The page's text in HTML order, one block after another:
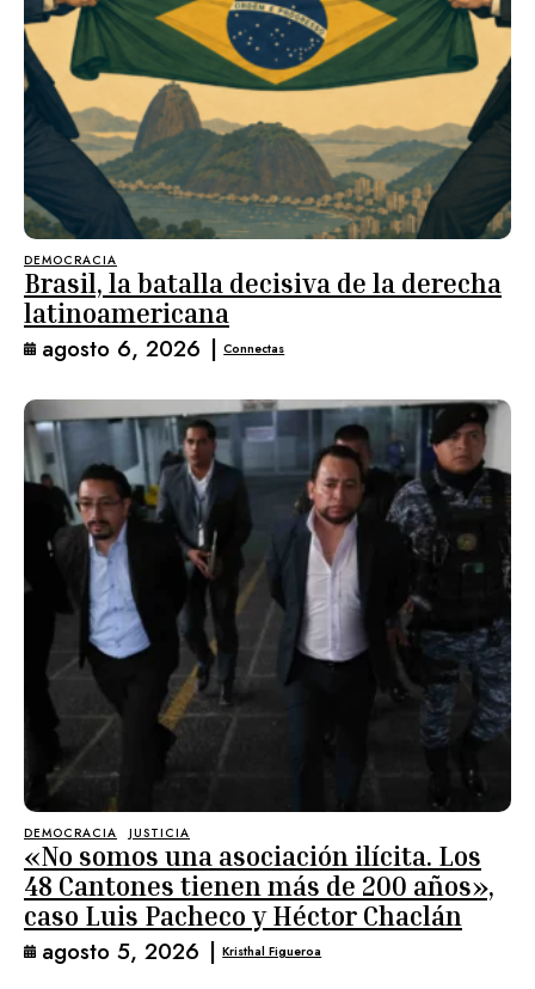
DEMOCRACIA
Brasil, la batalla decisiva de la derecha
latinoamericana
agosto 6, 2026 | Connectas
DEMOCRACIA JUSTICIA
«No somos una asociación ilícita. Los
48 Cantones tienen más de 200 años»,
caso Luis Pacheco y Héctor Chaclán
agosto 5, 2026 | Kristhal Figueroa